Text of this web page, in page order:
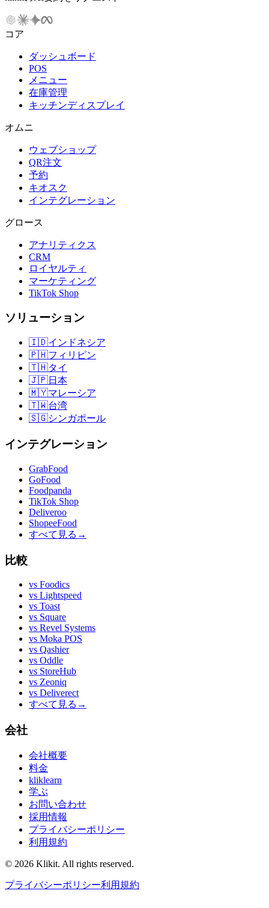
コア
ダッシュボード
POS
メニュー
在庫管理
キッチンディスプレイ
オムニ
ウェブショップ
QR注文
予約
キオスク
インテグレーション
グロース
アナリティクス
CRM
ロイヤルティ
マーケティング
TikTok Shop
ソリューション
🇮🇩インドネシア
🇵🇭フィリピン
🇹🇭タイ
🇯🇵日本
🇲🇾マレーシア
🇹🇼台湾
🇸🇬シンガポール
インテグレーション
GrabFood
GoFood
Foodpanda
TikTok Shop
Deliveroo
ShopeeFood
すべて見る →
比較
vs Foodics
vs Lightspeed
vs Toast
vs Square
vs Revel Systems
vs Moka POS
vs Qashier
vs Oddle
vs StoreHub
vs Zeoniq
vs Deliverect
すべて見る →
会社
会社概要
料金
kliklearn
学ぶ
お問い合わせ
採用情報
プライバシーポリシー
利用規約
© 2026 Klikit. All rights reserved.
プライバシーポリシー利用規約